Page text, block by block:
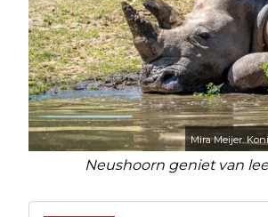
Mira Meijer.
Neushoorn geniet van